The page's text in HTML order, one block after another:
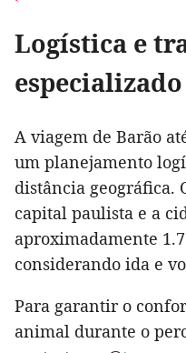
Logística e
especializado
A viagem de Barão
um planejamento
distância geográfica.
capital paulista e a
aproximadamente
considerando ida e
Para garantir o
animal durante o